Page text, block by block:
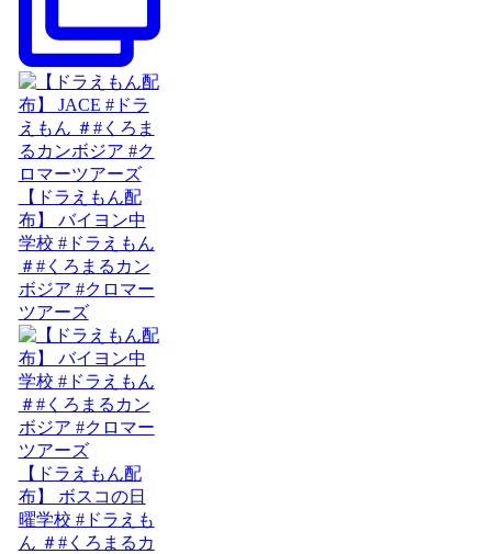
【ドラえもん配
布】 バイヨン中
学校 #ドラえもん
＃#くろまるカン
ボジア #クロマー
ツアーズ
【ドラえもん配
布】 ボスコの日
曜学校 #ドラえも
ん ＃#くろまるカ